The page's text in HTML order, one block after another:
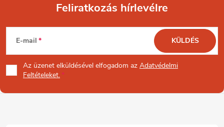
L
á
b
Feliratkozás hírlevélre
E-mail
Az üzenet elküldésével elfogadom az Adatvédelmi
Feltételeket.
KÜLDÉS